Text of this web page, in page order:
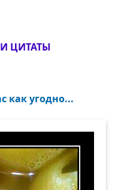
ЦИТАТЫ
как угодно...